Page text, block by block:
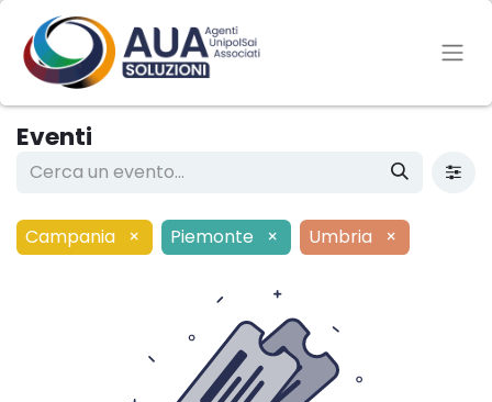
Eventi
Campania × Piemonte × Umbria ×